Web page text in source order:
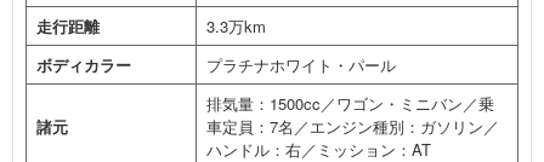
走行距離
3.3万km
ボディカラー
プラチナホワイト・パール
諸元
排気量：1500cc／ワゴン・ミニバン／乗
車定員：7名／エンジン種別：ガソリン／
ハンドル：右／ミッション：AT